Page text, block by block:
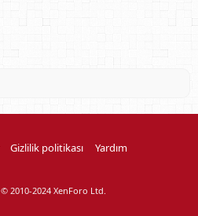
Gizlilik politikası
Yardım
© 2010-2024 XenForo Ltd.